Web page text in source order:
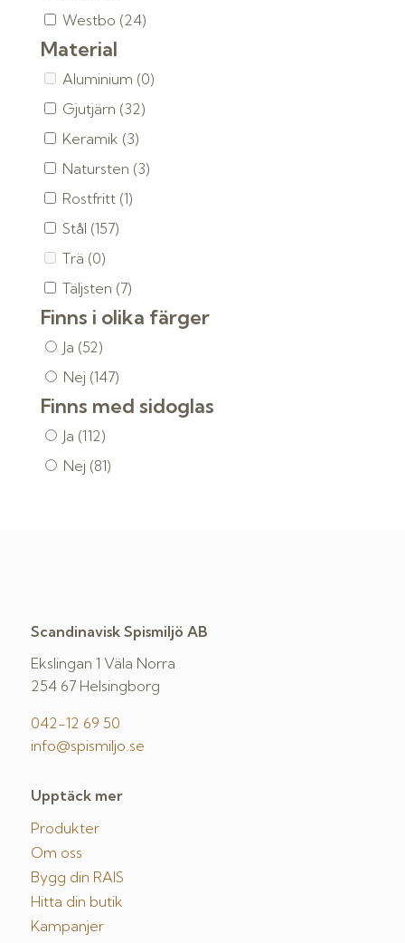
Westbo (24)
Material
Aluminium (0)
Gjutjärn (32)
Keramik (3)
Natursten (3)
Rostfritt (1)
Stål (157)
Trä (0)
Täljsten (7)
Finns i olika färger
Ja (52)
Nej (147)
Finns med sidoglas
Ja (112)
Nej (81)
Scandinavisk Spismiljö AB
Ekslingan 1 Väla Norra
254 67 Helsingborg
042-12 69 50
info@spismiljo.se
Upptäck mer
Produkter
Om oss
Bygg din RAIS
Hitta din butik
Kampanjer